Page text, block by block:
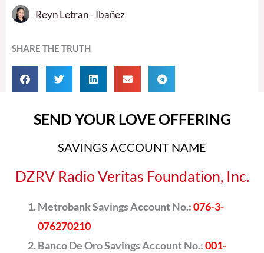
Reyn Letran - Ibañez
SHARE THE TRUTH
SEND YOUR LOVE OFFERING
SAVINGS ACCOUNT NAME
DZRV Radio Veritas Foundation, Inc.
Metrobank Savings Account No.:076-3-
076270210
Banco De Oro Savings Account No.:001-